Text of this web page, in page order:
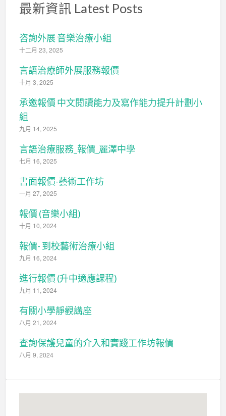
最新資訊 Latest Posts
咨詢外展 音樂治療小組
十二月 23, 2025
言語治療師外展服務報價
十月 3, 2025
承邀報價 中文閱讀能力及寫作能力提升計劃小
組
九月 14, 2025
言語治療服務_報價_麗澤中學
七月 16, 2025
書面報價-藝術工作坊
一月 27, 2025
報價 (音樂小組)
十月 10, 2024
報價- 到校藝術治療小組
九月 16, 2024
進行報價 (升中適應課程)
九月 11, 2024
有關小學靜觀講座
八月 21, 2024
查詢保護兒童的介入和實踐工作坊報價
八月 9, 2024